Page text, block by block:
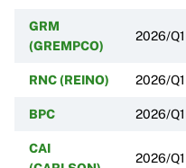
GRM
(GREMPCO)
2026/Q1
RNC (REINO) 2026/Q1
BPC 2026/Q1
CAI
2026/Q1